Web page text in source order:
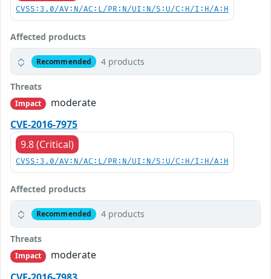
CVSS:3.0/AV:N/AC:L/PR:N/UI:N/S:U/C:H/I:H/A:H
Affected products
Recommended 4 products
Threats
Impact
moderate
CVE-2016-7975
9.8 (Critical)
CVSS:3.0/AV:N/AC:L/PR:N/UI:N/S:U/C:H/I:H/A:H
Affected products
Recommended 4 products
Threats
Impact
moderate